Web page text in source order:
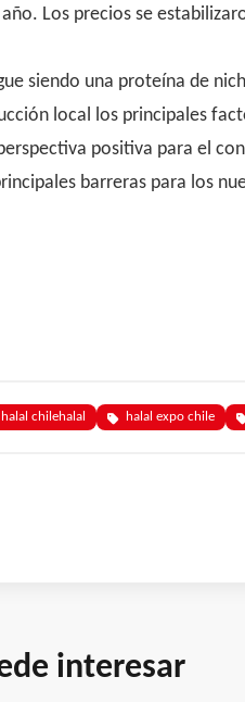
Los precios se
siendo una proteína de
local los principales
positiva para el
barreras para los
halal chilehalal halal expo chile
interesar